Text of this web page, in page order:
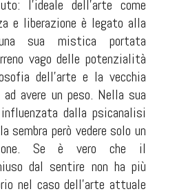
l’ideale dell’arte come
e liberazione è legato alla
sua mistica portata
vago delle potenzialità
dell’arte e la vecchia
avere un peso. Nella sua
dalla psicanalisi
sembra però vedere solo un
Se è vero che il
dal sentire non ha più
nel caso dell’arte attuale